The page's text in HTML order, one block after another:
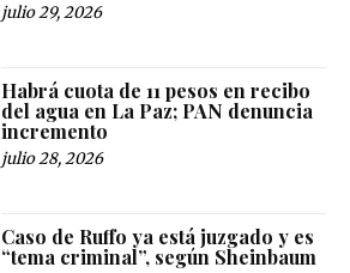
julio 29, 2026
Habrá cuota de 11 pesos en recibo
del agua en La Paz; PAN denuncia
incremento
julio 28, 2026
Caso de Ruffo ya está juzgado y es
“tema criminal”, según Sheinbaum